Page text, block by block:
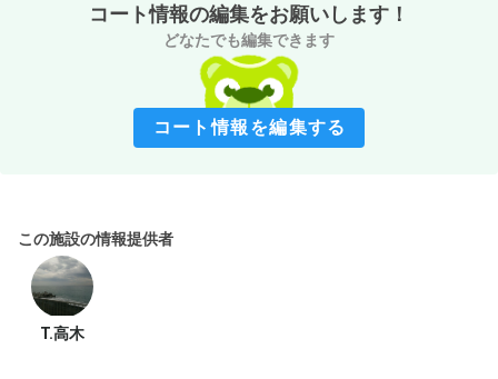
コート情報の編集をお願いします！
どなたでも編集できます
コート情報を編集する
この施設の情報提供者
T.高木